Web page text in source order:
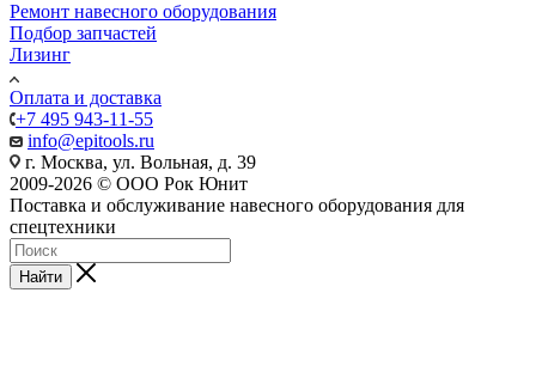
Ремонт навесного оборудования
Подбор запчастей
Лизинг
Оплата и доставка
+7 495 943-11-55
info@epitools.ru
г. Москва, ул. Вольная, д. 39
2009-2026 © ООО Рок Юнит
Поставка и обслуживание навесного оборудования для
спецтехники
Найти